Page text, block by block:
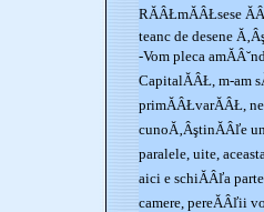
RĂÂŁmĂÂŁsese
teanc de desene
-Vom pleca
CapitalĂÂŁ, m-am
primĂÂŁvarĂÂŁ,
cunoĂ‚ÂştinĂÂľe
paralele, uite,
aici e schiĂÂľa
camere, pereĂÂľii